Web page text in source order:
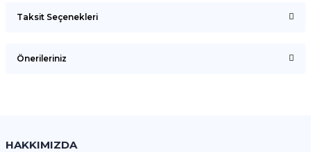
Taksit Seçenekleri
Önerileriniz
Görüş ve önerileriniz için teşekkür ederiz.
HAKKIMIZDA